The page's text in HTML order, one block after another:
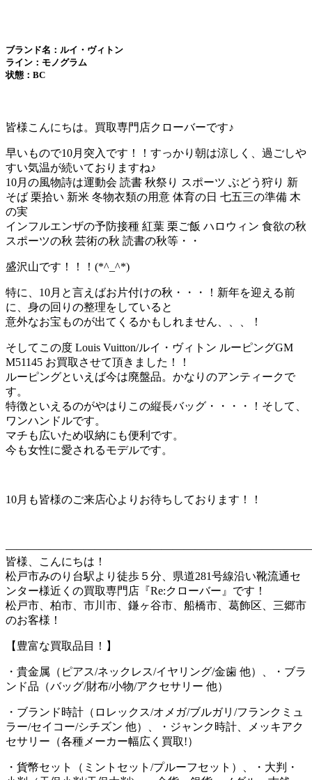
ブランド名：ルイ・ヴィトン
ライン：モノグラム
状態：BC
皆様こんにちは。買取専門店クローバーです♪
早いもので10月突入です！！すっかり朝は涼しく、過ごしや
すい気温が続いておりますね♪
10月の風物詩は運動会 読書 秋祭り スポーツ ぶどう狩り 新
そば 栗拾い 新米 冬物衣類の用意 体育の日 七五三の準備 木
の実
インフルエンザの予防接種 紅葉 栗ご飯 ハロウィン 食欲の秋
スポーツの秋 芸術の秋 読書の秋等・・
盛沢山です！！！(*^_^*)
特に、10月と言えばお片付けの秋・・・！新年を迎える前
に、身の回りの整理をしていると
意外なお宝ものが出てくるかもしれません、、、！
そしてこの度 Louis Vuitton/ルイ・ヴィトン ルーピングGM
M51145 お買取させて頂きました！！
ルーピングといえば今は廃盤品。かなりのアンティークで
す。
特徴といえるのがやはりこの縦長バッグ・・・・！そして、
ワンハンドルです。
マチも広いため収納にも便利です。
今も女性に愛されるモデルです。
10月も皆様のご来店心よりお待ちしております！！
皆様、こんにちは！
松戸市みのり台駅より徒歩５分、県道281号線沿い靴流通セ
ンター様近くの買取専門店『Re:クローバー』です！
松戸市、柏市、市川市、鎌ヶ谷市、船橋市、葛飾区、三郷市
のお客様！
【豊富な買取品目！】
・貴金属（ピアス/ネックレス/イヤリング/金歯 他）、・ブラ
ンド品（バッグ/財布/小物/アクセサリー 他）
・ブランド時計（ロレックス/オメガ/ブルガリ/フランクミュ
ラー/セイコー/シチズン 他）、・ジャンク時計、メッキアク
セサリー（各種メーカー幅広く買取!）
・貨幣セット（ミントセット/プルーフセット）、・大判・